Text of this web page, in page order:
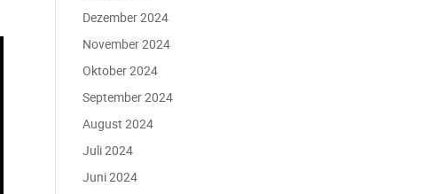
Dezember 2024
November 2024
Oktober 2024
September 2024
August 2024
Juli 2024
Juni 2024